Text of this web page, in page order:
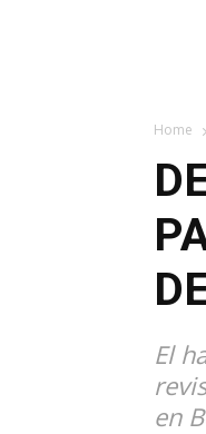
Home
El
en